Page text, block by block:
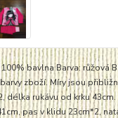
bavlna Barva: růžová
zboží. Míry jsou
délka rukávu od krku
pas v klidu 23cm*2,